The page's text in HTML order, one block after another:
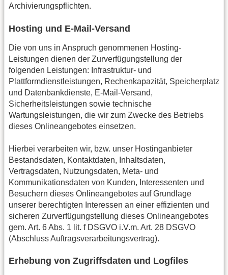
Archivierungspflichten.
Hosting und E-Mail-Versand
Die von uns in Anspruch genommenen Hosting-
Leistungen dienen der Zurverfügungstellung der
folgenden Leistungen: Infrastruktur- und
Plattformdienstleistungen, Rechenkapazität, Speicherplatz
und Datenbankdienste, E-Mail-Versand,
Sicherheitsleistungen sowie technische
Wartungsleistungen, die wir zum Zwecke des Betriebs
dieses Onlineangebotes einsetzen.
Hierbei verarbeiten wir, bzw. unser Hostinganbieter
Bestandsdaten, Kontaktdaten, Inhaltsdaten,
Vertragsdaten, Nutzungsdaten, Meta- und
Kommunikationsdaten von Kunden, Interessenten und
Besuchern dieses Onlineangebotes auf Grundlage
unserer berechtigten Interessen an einer effizienten und
sicheren Zurverfügungstellung dieses Onlineangebotes
gem. Art. 6 Abs. 1 lit. f DSGVO i.V.m. Art. 28 DSGVO
(Abschluss Auftragsverarbeitungsvertrag).
Erhebung von Zugriffsdaten und Logfiles